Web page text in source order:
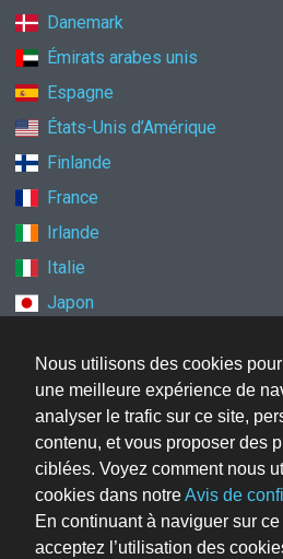
Nous utilisons des cookies
une meilleure expérience de
analyser le trafic sur ce site,
contenu, et vous proposer des
ciblées. Voyez comment nous
cookies dans notreAvis de
En continuant à naviguer sur
acceptez l’utilisation des
Danemark
Émirats arabes unis
Espagne
États-Unis d’Amérique
Finlande
France
Irlande
Italie
Japon
Norvège
Nouvelle-Zélande
Pays-Bas
Pologne
Royaume-Uni
Singapour